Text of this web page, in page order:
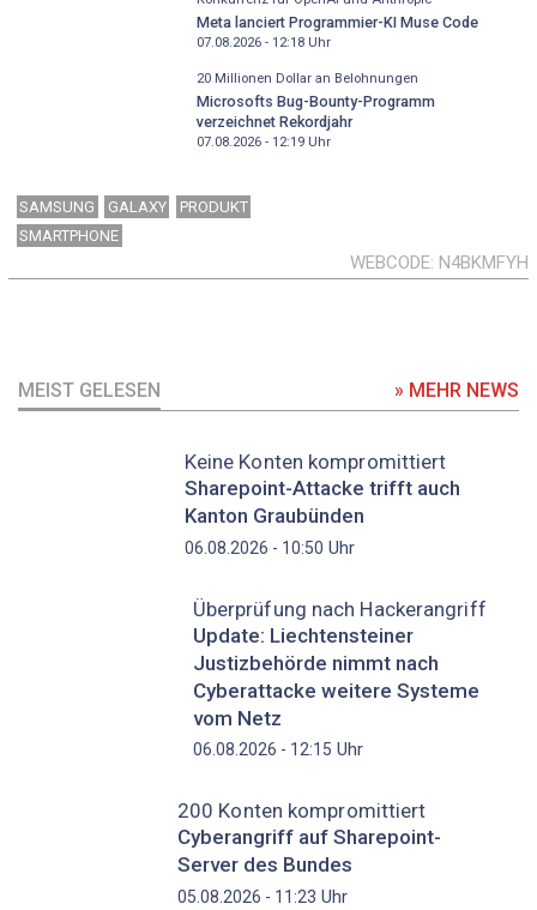
Meta lanciert Programmier-KI Muse Code
07.08.2026 - 12:18Uhr
20 Millionen Dollar an Belohnungen
Microsofts Bug-Bounty-Programm
verzeichnet Rekordjahr
07.08.2026 - 12:19Uhr
SAMSUNG GALAXY
PRODUKT
SMARTPHONE
WEBCODE N4BKMFYH
MEIST GELESEN » MEHR NEWS
Keine Konten kompromittiert
Sharepoint-Attacke trifft auch
Kanton Graubünden
06.08.2026 - 10:50 Uhr
Überprüfung nach Hackerangriff
Update: Liechtensteiner
Justizbehörde nimmt nach
Cyberattacke weitere Systeme
vom Netz
06.08.2026 - 12:15 Uhr
200 Konten kompromittiert
Cyberangriff auf Sharepoint-
Server des Bundes
05.08.2026 - 11:23 Uhr